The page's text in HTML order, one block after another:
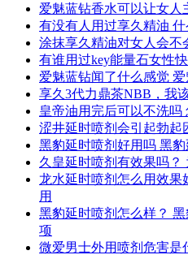
爱魅蓝钻香水可以让女人
有没有人用过享久精油
涂抹享久精油对女人会不
有谁用过key能量石女性
爱魅蓝钻闻了什么感觉
享久3代力鼎茶NBB，我
皇帝油用完后可以不洗吗
涩井延时喷剂会引起勃起
黑豹延时喷剂好用吗 黑
久皇延时喷剂有效果吗？
龙水延时喷剂怎么用效果
用
黑豹延时喷剂怎么样？
项
微爱男士外用喷剂危害是